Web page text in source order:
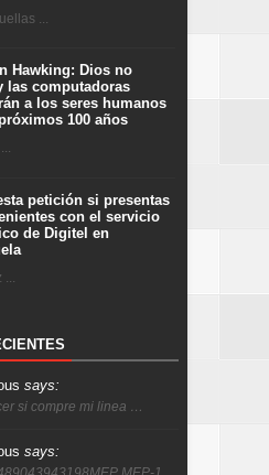
...
Hawking: Dios no
las computadoras
a los seres humanos
100 años
petición si presentas
con el servicio
de Digitel en
...
says:
si compre mi linea …
says: